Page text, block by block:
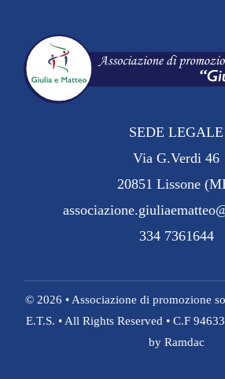
SEDE LEGALE
Via G.Verdi 46
20851 Lissone
334 7361644
© 2026 • Associazione di promozione
E.T.S. • All Rights Reserved • C.F
by Ramdac